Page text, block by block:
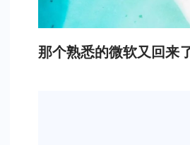
那个熟悉的微软又回来